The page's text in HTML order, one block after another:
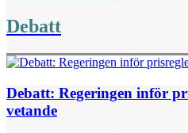
Debatt
Debatt: Regeringen inför
vetande